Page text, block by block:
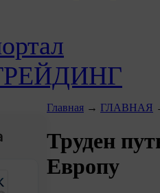
Главная → ГЛАВНАЯ
Труден
Европу